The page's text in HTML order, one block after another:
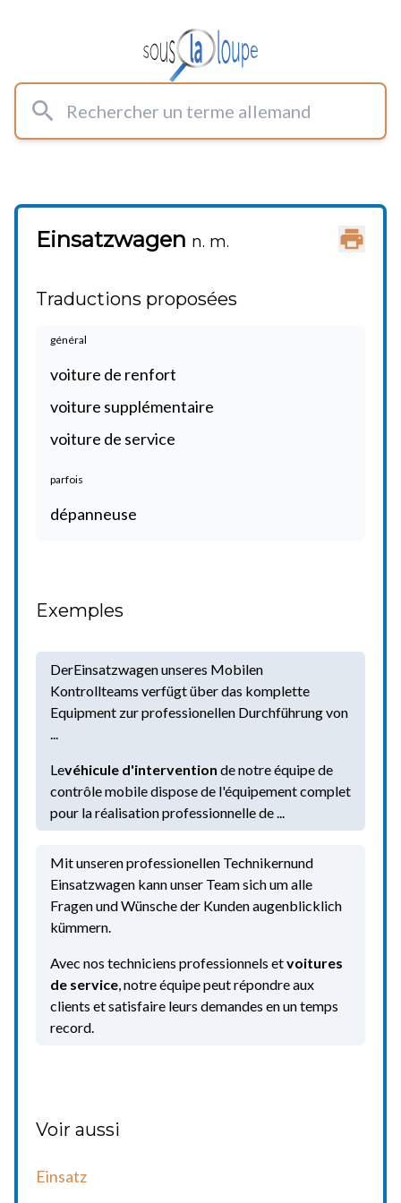
Rechercher un terme allemand
Einsatzwagen n. m.
Traductions proposées
général
voiture de renfort
voiture supplémentaire
voiture de service
parfois
dépanneuse
Exemples
DerEinsatzwagen unseres Mobilen
Kontrollteams verfügt über das komplette
Equipment zur professionellen Durchführung von
...
Levéhicule d'intervention de notre équipe de
contrôle mobile dispose de l'équipement complet
pour la réalisation professionnelle de ...
Mit unseren professionellen Technikernund
Einsatzwagen kann unser Team sich um alle
Fragen und Wünsche der Kunden augenblicklich
kümmern.
Avec nos techniciens professionnels etvoitures
de service, notre équipe peut répondre aux
clients et satisfaire leurs demandes en un temps
record.
Voir aussi
Einsatz